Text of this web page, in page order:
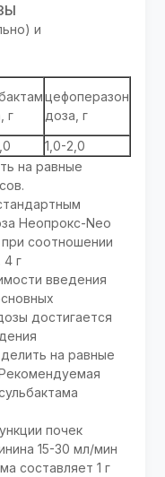
и
г
цефоперазон
доза, г
1,0-2,0
на равные
Неопрокс-Neo
соотношении
4 г
введения
достигается
на равные
почек
15-30 мл/мин
составляет 1 г